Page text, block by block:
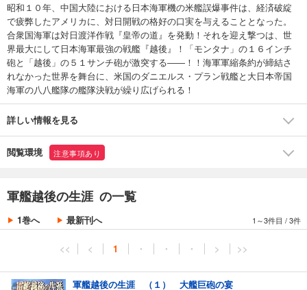
昭和１０年、中国大陸における日本海軍機の米艦誤爆事件は、経済破綻
で疲弊したアメリカに、対日開戦の格好の口実を与えることとなった。
合衆国海軍は対日渡洋作戦『皇帝の道』を発動！それを迎え撃つは、世
界最大にして日本海軍最強の戦艦『越後』！「モンタナ」の１６インチ
砲と「越後」の５１サンチ砲が激突する――！！海軍軍縮条約が締結さ
れなかった世界を舞台に、米国のダニエルス・プラン戦艦と大日本帝国
海軍の八八艦隊の艦隊決戦が繰り広げられる！
詳しい情報を見る
閲覧環境 注意事項あり
軍艦越後の生涯 の一覧
1巻へ 最新刊へ 1～3件目 /3件
<< < 1 ・ ・ ・ > >>
軍艦越後の生涯 （１） 大艦巨砲の宴